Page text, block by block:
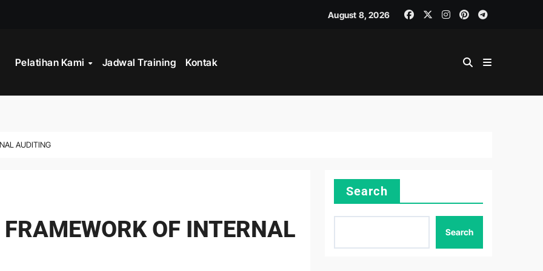
LOGISTIK
August 8, 2026
Pelatihan Kami Jadwal Training Kontak
AUDITING
OF INTERNAL
Search
Search